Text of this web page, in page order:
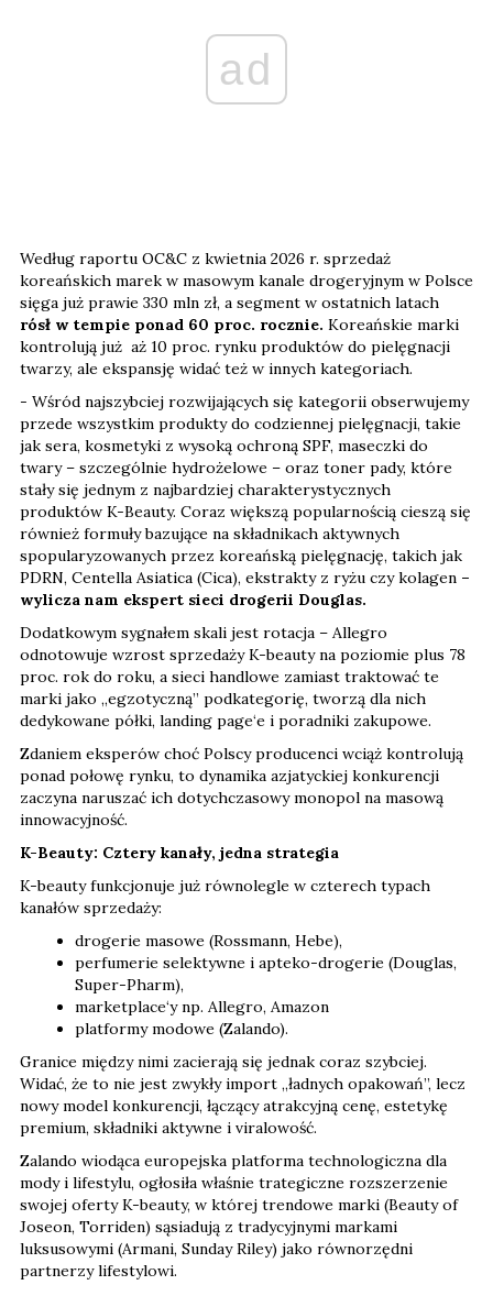
ad
Według raportu OC&C z kwietnia 2026 r. sprzedaż
koreańskich marek w masowym kanale drogeryjnym w Polsce
sięga już prawie 330 mln zł, a segment w ostatnich latach
rósł w tempie ponad 60 proc. rocznie. Koreańskie marki
kontrolują już aż 10 proc. rynku produktów do pielęgnacji
twarzy, ale ekspansję widać też w innych kategoriach.
- Wśród najszybciej rozwijających się kategorii obserwujemy
przede wszystkim produkty do codziennej pielęgnacji, takie
jak sera, kosmetyki z wysoką ochroną SPF, maseczki do
twary – szczególnie hydrożelowe – oraz toner pady, które
stały się jednym z najbardziej charakterystycznych
produktów K-Beauty. Coraz większą popularnością cieszą się
również formuły bazujące na składnikach aktywnych
spopularyzowanych przez koreańską pielęgnację, takich jak
PDRN, Centella Asiatica (Cica), ekstrakty z ryżu czy kolagen –
wylicza nam ekspert sieci drogerii Douglas.
Dodatkowym sygnałem skali jest rotacja – Allegro
odnotowuje wzrost sprzedaży K-beauty na poziomie plus 78
proc. rok do roku, a sieci handlowe zamiast traktować te
marki jako „egzotyczną” podkategorię, tworzą dla nich
dedykowane półki, landing page‘e i poradniki zakupowe.
Zdaniem eksperów choć Polscy producenci wciąż kontrolują
ponad połowę rynku, to dynamika azjatyckiej konkurencji
zaczyna naruszać ich dotychczasowy monopol na masową
innowacyjność.
K-Beauty: Cztery kanały, jedna strategia
K-beauty funkcjonuje już równolegle w czterech typach
kanałów sprzedaży:
drogerie masowe (Rossmann, Hebe),
perfumerie selektywne i apteko-drogerie (Douglas,
Super-Pharm),
marketplace‘y np. Allegro, Amazon
platformy modowe (Zalando).
Granice między nimi zacierają się jednak coraz szybciej.
Widać, że to nie jest zwykły import „ładnych opakowań”, lecz
nowy model konkurencji, łączący atrakcyjną cenę, estetykę
premium, składniki aktywne i viralowość.
Zalando wiodąca europejska platforma technologiczna dla
mody i lifestylu, ogłosiła właśnie trategiczne rozszerzenie
swojej oferty K-beauty, w której trendowe marki (Beauty of
Joseon, Torriden) sąsiadują z tradycyjnymi markami
luksusowymi (Armani, Sunday Riley) jako równorzędni
partnerzy lifestylowi.